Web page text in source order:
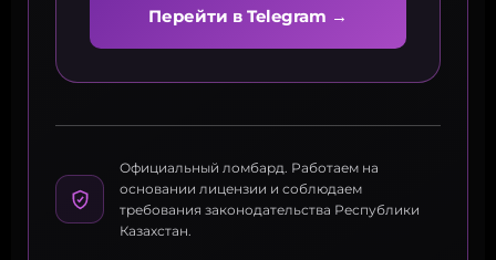
Перейти в Telegram →
Официальный ломбард. Работаем на
основании лицензии и соблюдаем
требования законодательства Республики
Казахстан.